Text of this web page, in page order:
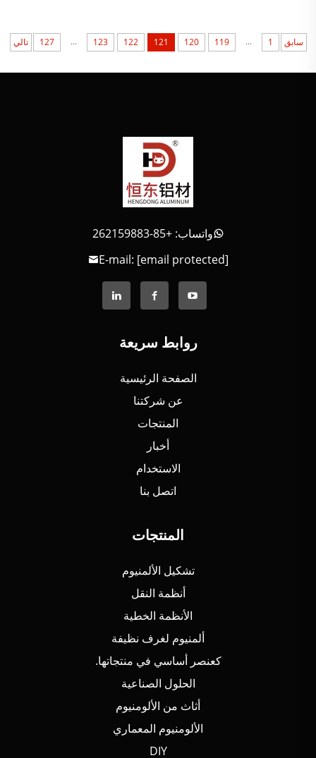
سابق 1
...
119
120
121
122
123
...
127 تالي
واتساب: +85-262159883
E-mail: [email protected]
روابط سريعة
الصفحة الرئيسية
عن شركتنا
المنتجات
أخبار
الاستخدام
اتصل بنا
المنتجات
تشكيل الألمنيوم
أنظمة النقل
الأنظمة الخطية
ألمنيوم لغرف نظيفة
كعنصر أساسي في منتجاتها.
الحلول الصناعية
أثاث من الألومنيوم
الألومنيوم المعماري
DIY